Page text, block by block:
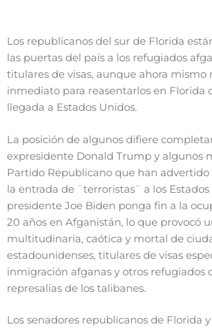
Los republicanos del sur de Florida
las puertas del país a los refugiados
titulares de visas, aunque ahora mismo
inmediato para reasentarlos en Florida
llegada a Estados Unidos.
La posición de algunos difiere
expresidente Donald Trump y algunos
Partido Republicano que han
la entrada de ¨terroristas¨ a los
presidente Joe Biden ponga fin a la
20 años en Afganistán, lo que provocó
multitudinaria, caótica y mortal de
estadounidenses, titulares de visas
inmigración afganas y otros refugiados
represalias de los talibanes.
Los senadores republicanos de Florida